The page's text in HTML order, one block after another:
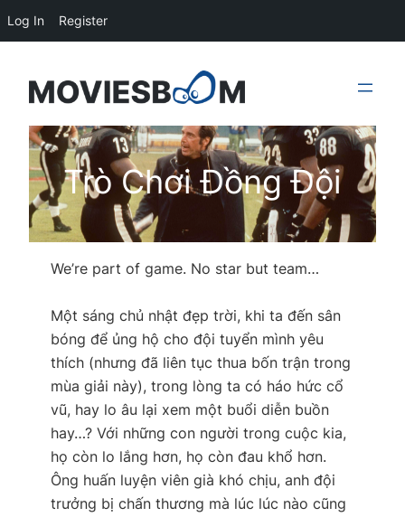
content
Trò Chơi Đồng Đội
We’re part of game. No star but team…
Một sáng chủ nhật đẹp trời, khi ta đến sân
bóng để ủng hộ cho đội tuyển mình yêu
thích (nhưng đã liên tục thua bốn trận trong
mùa giải này), trong lòng ta có háo hức cổ
vũ, hay lo âu lại xem một buổi diễn buồn
hay…? Với những con người trong cuộc kia,
họ còn lo lắng hơn, họ còn đau khổ hơn.
Ông huấn luyện viên già khó chịu, anh đội
trưởng bị chấn thương mà lúc lúc nào cũng
Log In Register